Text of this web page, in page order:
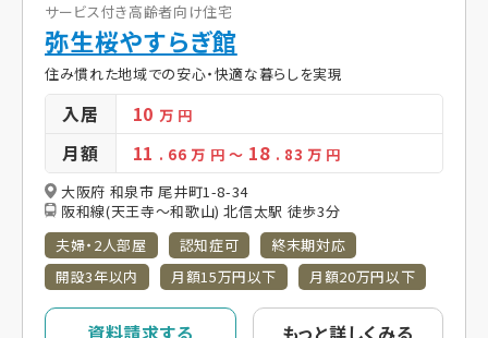
サービス付き高齢者向け住宅
弥生桜やすらぎ館
住み慣れた地域での安心・快適な暮らしを実現
入居 10万 円
月額 11 . 66万 円 ～ 18 . 83 万 円
大阪府 和泉市 尾井町1-8-34
阪和線(天王寺～和歌山) 北信太駅 徒歩3分
夫婦・2人部屋
認知症可
終末期対応
開設3年以内
月額15万円以下 月額20万円以下
資料請求する もっと詳しくみる